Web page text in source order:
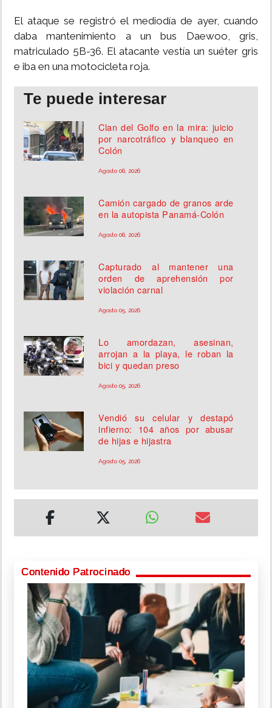
El ataque se registró el mediodía de ayer, cuando
daba mantenimiento a un bus Daewoo, gris,
matriculado 5B-36. El atacante vestía un suéter gris
e iba en una motocicleta roja.
Te puede interesar
Clan del Golfo en la mira: juicio
por narcotráfico y blanqueo en
Colón
Agosto 06, 2026
Camión cargado de granos arde
en la autopista Panamá-Colón
Agosto 06, 2026
Capturado al mantener una
orden de aprehensión por
violación carnal
Agosto 05, 2026
Lo amordazan, asesinan,
arrojan a la playa, le roban la
bici y quedan preso
Agosto 05, 2026
Vendió su celular y destapó
infierno: 104 años por abusar
de hijas e hijastra
Agosto 05, 2026
Contenido Patrocinado